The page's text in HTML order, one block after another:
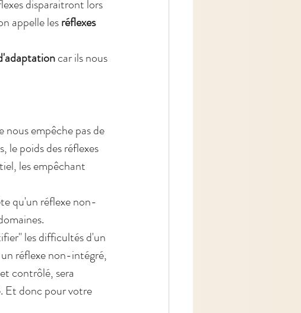
disparaitront lors
appelle les réflexes
car ils nous
empêche pas de
le poids des réflexes
les empêchant
qu'un réflexe non-
les difficultés d'un
réflexe non-intégré,
contrôlé, sera
Et donc pour votre